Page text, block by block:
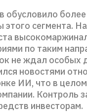
обусловило
этого сегмента.
по таким
не ждал особых
новостями
ИИ, что в
Контроль
инвесторам.